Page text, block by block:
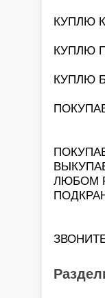
КУПЛЮ
КУПЛЮ
КУПЛЮ
ЛЮБОМ
ЗВОНИТЕ